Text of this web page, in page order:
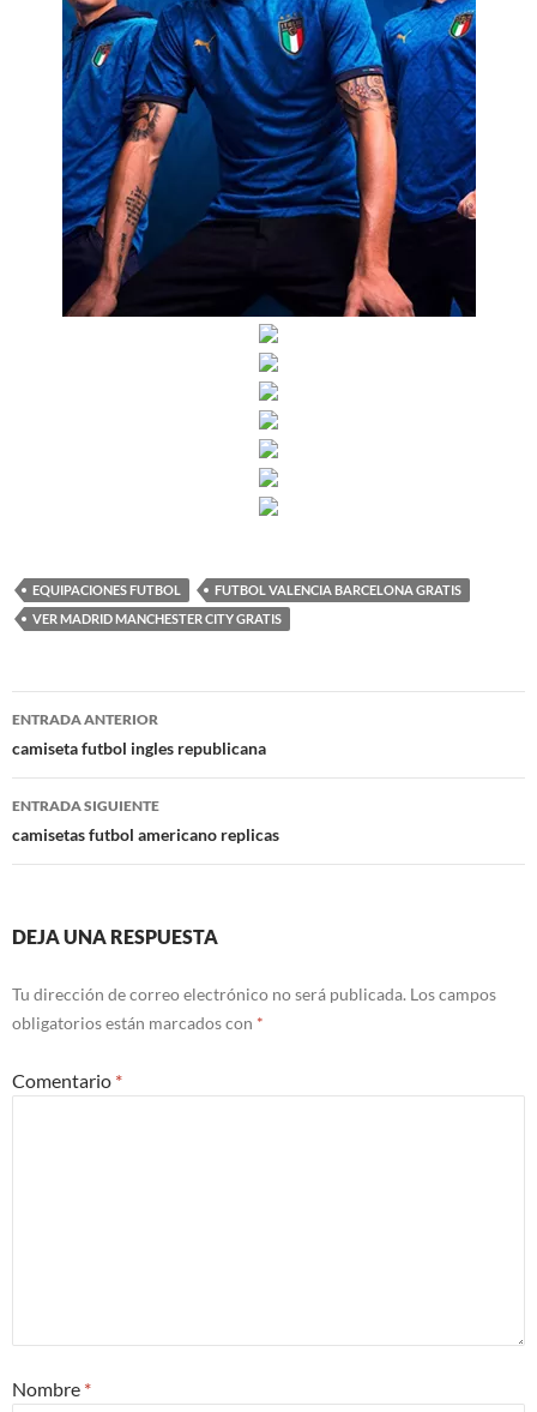
EQUIPACIONES FUTBOL
FUTBOL VALENCIA BARCELONA GRATIS
VER MADRID MANCHESTER CITY GRATIS
Navegación
de
entradas
ENTRADA ANTERIOR
camiseta futbol ingles republicana
ENTRADA SIGUIENTE
camisetas futbol americano replicas
DEJA UNA RESPUESTA
Tu dirección de correo electrónico no será publicada. Los campos
obligatorios están marcados con *
Comentario *
Nombre *